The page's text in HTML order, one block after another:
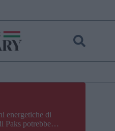
energetiche di
Paks potrebbe